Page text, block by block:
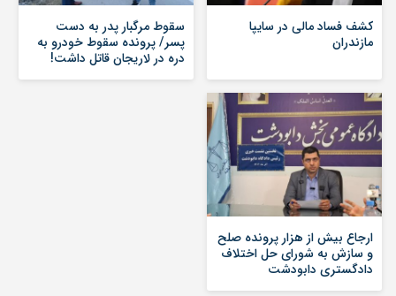
کشف فساد مالی در سایپا
مازندران
سقوط مرگبار پدر به دست
پسر/ پرونده سقوط خودرو به
دره در لاریجان قاتل داشت!
ارجاع بیش از هزار پرونده صلح
و سازش به شورای حل اختلاف
دادگستری دابودشت